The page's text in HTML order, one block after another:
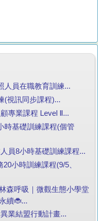
人員在職教育訓練...
(視訊同步課程)...
專業課程 Level Ⅱ...
時基礎訓練課程(個管
員8小時基礎訓練課程...
小時訓練課程(9/5、
森呼吸｜微觀生態小學堂
續🐞...
業結盟行動計畫...